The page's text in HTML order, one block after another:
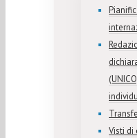
Visti di